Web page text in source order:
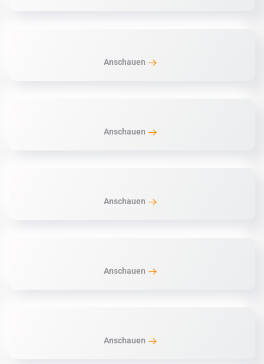
Anschauen
Anschauen
Anschauen
Anschauen
Anschauen